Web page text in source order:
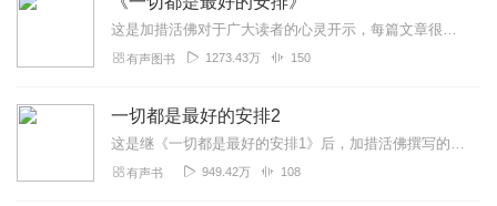
这是加措活佛对于广大读者的心灵开示，每篇文章很短，却不乏给予心灵力量的源泉，深入浅出，生动形象……，让听者反观内心，正视自己，树立正确的人生方向和生活态度，乐观...
有声图书 1273.43万 150
一切都是最好的安排2
这是继《一切都是最好的安排1》后，加措活佛撰写的第二部，此书中多了很多生动鲜活的小故事，结合深入浅出的禅意道理，让人深入浅出，感受颇深……
有声书 949.42万 108